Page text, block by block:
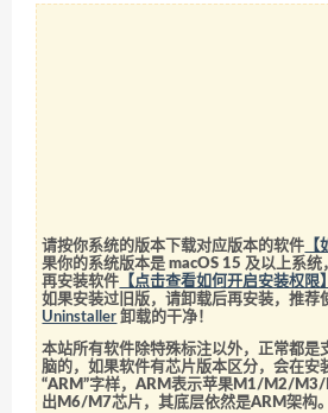
请按你系统的版本下载对应版本的软件
果你的系统版本是 macOS 15 及以上系
再安装软件 【点击查看如何开启安装权限】
如果安装过旧版，请卸载后再安装，推荐
Uninstaller 卸载的干净！
本站所有软件除特殊标注以外，正常都是
脑的，如果软件有芯片版本区分，会在安
“ARM”字样，ARM表示苹果M1/M2/
出M6/M7芯片，其底层依然是ARM架构。